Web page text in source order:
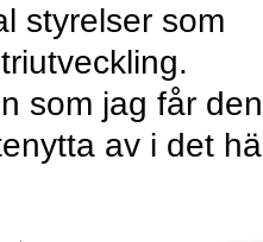
styrelser som
som jag får den
av i det